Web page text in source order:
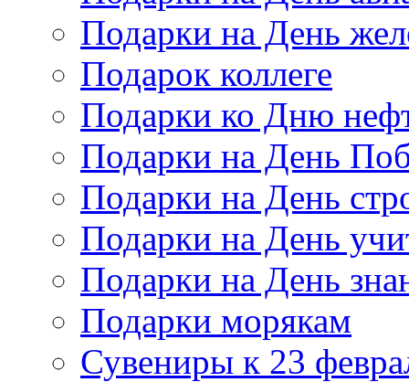
Подарки на День
Подарок коллеге
Подарки ко Дню
Подарки на День
Подарки на День
Подарки на День
Подарки на День
Подарки морякам
Сувениры к 23